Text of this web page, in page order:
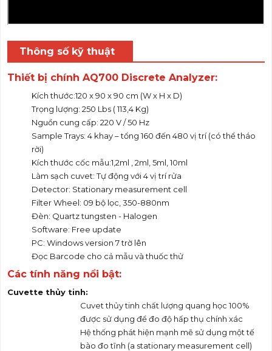
Thông số kỹ thuật
Thiết bị chính AQ700 Discrete Analyzer:
Kích thước:120 x 90 x 90 cm (W x H x D)
Trọng lượng: 250 Lbs ( 113,4 Kg)
Nguồn cung cấp: 220 V / 50 Hz
Sample Trays: 4 khay – tổng 160 đến 480 vị trí (có thể tháo
rời)
Kích thước cốc mẫu:1,2ml , 2ml, 5ml, 10ml
Làm sạch cuvet: Tự động với 4 vị trí rửa
Detector: Stationary measurement cell
Filter Wheel: 09 bộ lọc, 350-880nm
Đèn: Quartz tungsten - Halogen
Software: Free update
PC: Windows version 7 trờ lên
Đọc Barcode cho cả mẫu và thuốc thử
Các tính năng nổi bật:
Cuvette thủy tinh:
Cuvet thủy tinh chất lượng quang học 100%
được sử dụng để đo độ hấp thụ chính xác
Hệ thống phát hiện mạnh mẽ sử dụng một tế
bào đo tĩnh (a stationary measurement cell)